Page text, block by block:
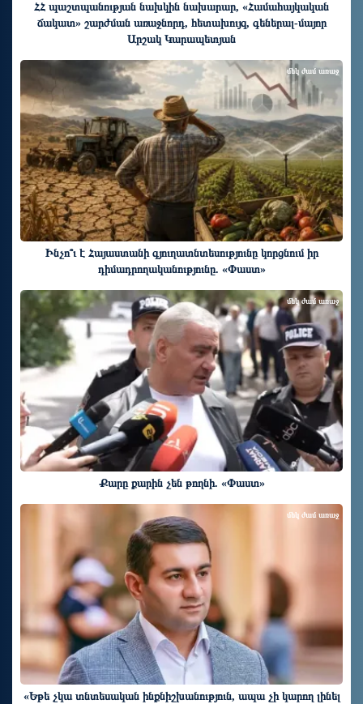
ՀՀ պաշտպանության նախկին նախարար, «Համահայկական
ճակատ» շարժման առաջնորդ, հետախույզ, գեներալ-մայոր
Արշակ Կարապետյան
Ինչո՞ւ է Հայաստանի գյուղատնտեսությունը կորցնում իր
դիմադրողականությունը. «Փաստ»
մեկ ժամ առաջ
Քարը քարին չեն թողնի. «Փաստ»
մեկ ժամ առաջ
«Եթե չկա տնտեսական ինքնիշխանություն, ապա չի կարող լինել
մեկ ժամ առաջ